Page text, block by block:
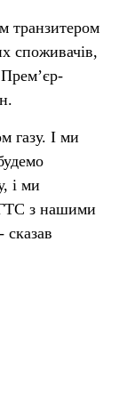
транзитером
споживачів,
газу. І ми
і ми
ГТС з нашими
сказав